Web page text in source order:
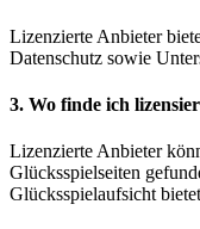
Lizenzierte Anbieter
Datenschutz sowie
3. Wo finde ich
Lizenzierte Anbieter
Glücksspielseiten
Glücksspielaufsicht